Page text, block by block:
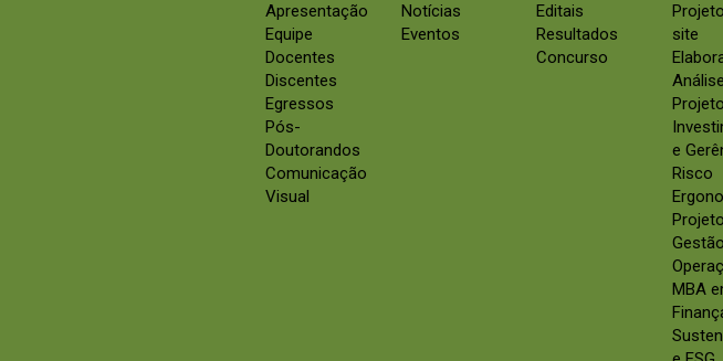
Apresentação
Equipe
Docentes
Discentes
Egressos
Pós-
Doutorandos
Comunicação
Visual
Notícias
Eventos
Editais
Resultados
Concurso
site
e
Risco
MBA